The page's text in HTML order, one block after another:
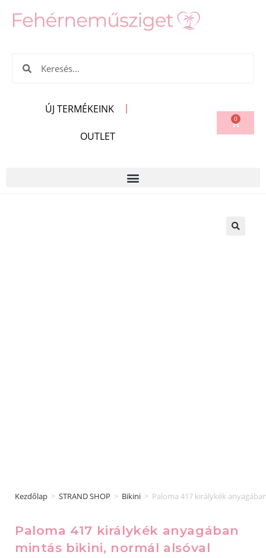
ÚJ TERMÉKEINK
OUTLET
0
Kezdőlap > STRAND SHOP > Bikini > Paloma 417 királykék
Paloma 417 királykék anyagában
mintás bikini, normál alsóval